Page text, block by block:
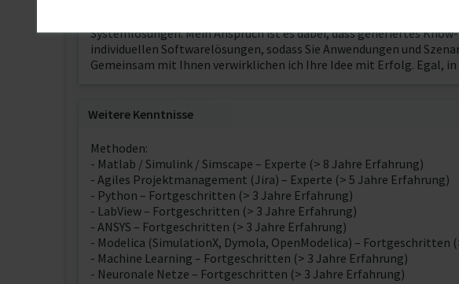
Ich unterstütze meine Kunden bei domänenübergreifenden
Systemlösungen. Mein Anspruch ist es dabei, dass generiertes
individuellen Softwarelösungen, sodass Sie Anwendungen und
Gemeinsam mit Ihnen verwirklichen ich Ihre Idee mit Erfolg. Egal,
Weitere Kenntnisse
Methoden:
- Matlab / Simulink / Simscape – Experte (> 8 Jahre Erfahrung)
- Agiles Projektmanagement (Jira) – Experte (> 5 Jahre Erfahrung)
- Python – Fortgeschritten (> 3 Jahre Erfahrung)
- LabView – Fortgeschritten (> 3 Jahre Erfahrung)
- ANSYS – Fortgeschritten (> 3 Jahre Erfahrung)
- Modelica (SimulationX, Dymola, OpenModelica) – Fortgeschritten
- Machine Learning – Fortgeschritten (> 3 Jahre Erfahrung)
- Neuronale Netze – Fortgeschritten (> 3 Jahre Erfahrung)